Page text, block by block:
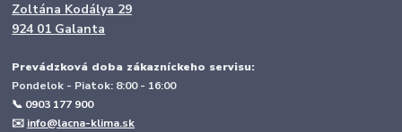
Zoltána Kodálya 29
924 01 Galanta
Prevádzková doba zákazníckeho servisu:
Pondelok - Piatok: 8:00 - 16:00
📞 0903 177 900
✉️ info@lacna-klima.sk